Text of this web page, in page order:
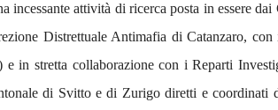
attività di ricerca posta in essere dai
Distrettuale Antimafia di Catanzaro, con
e in stretta collaborazione con i Reparti
di Svitto e di Zurigo diretti e coordinati